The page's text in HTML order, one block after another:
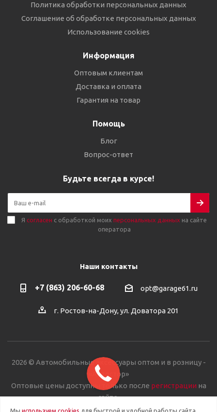
Политика обработки персональных данных
Соглашение об обработке персональных данных
Использование cookies
Информация
Оптовым клиентам
Доставка и оплата
Гарантия на товар
Помощь
Блог
Вопрос-ответ
Будьте всегда в курсе!
Я согласен с обработкой моих персональных данных на сайте
оператора
Наши контакты
+7 (863) 206-60-68 opt@garage61.ru
г. Ростов-на-Дону, ул. Доватора 201
2026 © Автомобильные аксессуары оптом и в розницу -
«Автостор»
Оптовые цены доступны только после регистрации на
сайте.
Мы используем cookies для быстрой и удобной работы сайта